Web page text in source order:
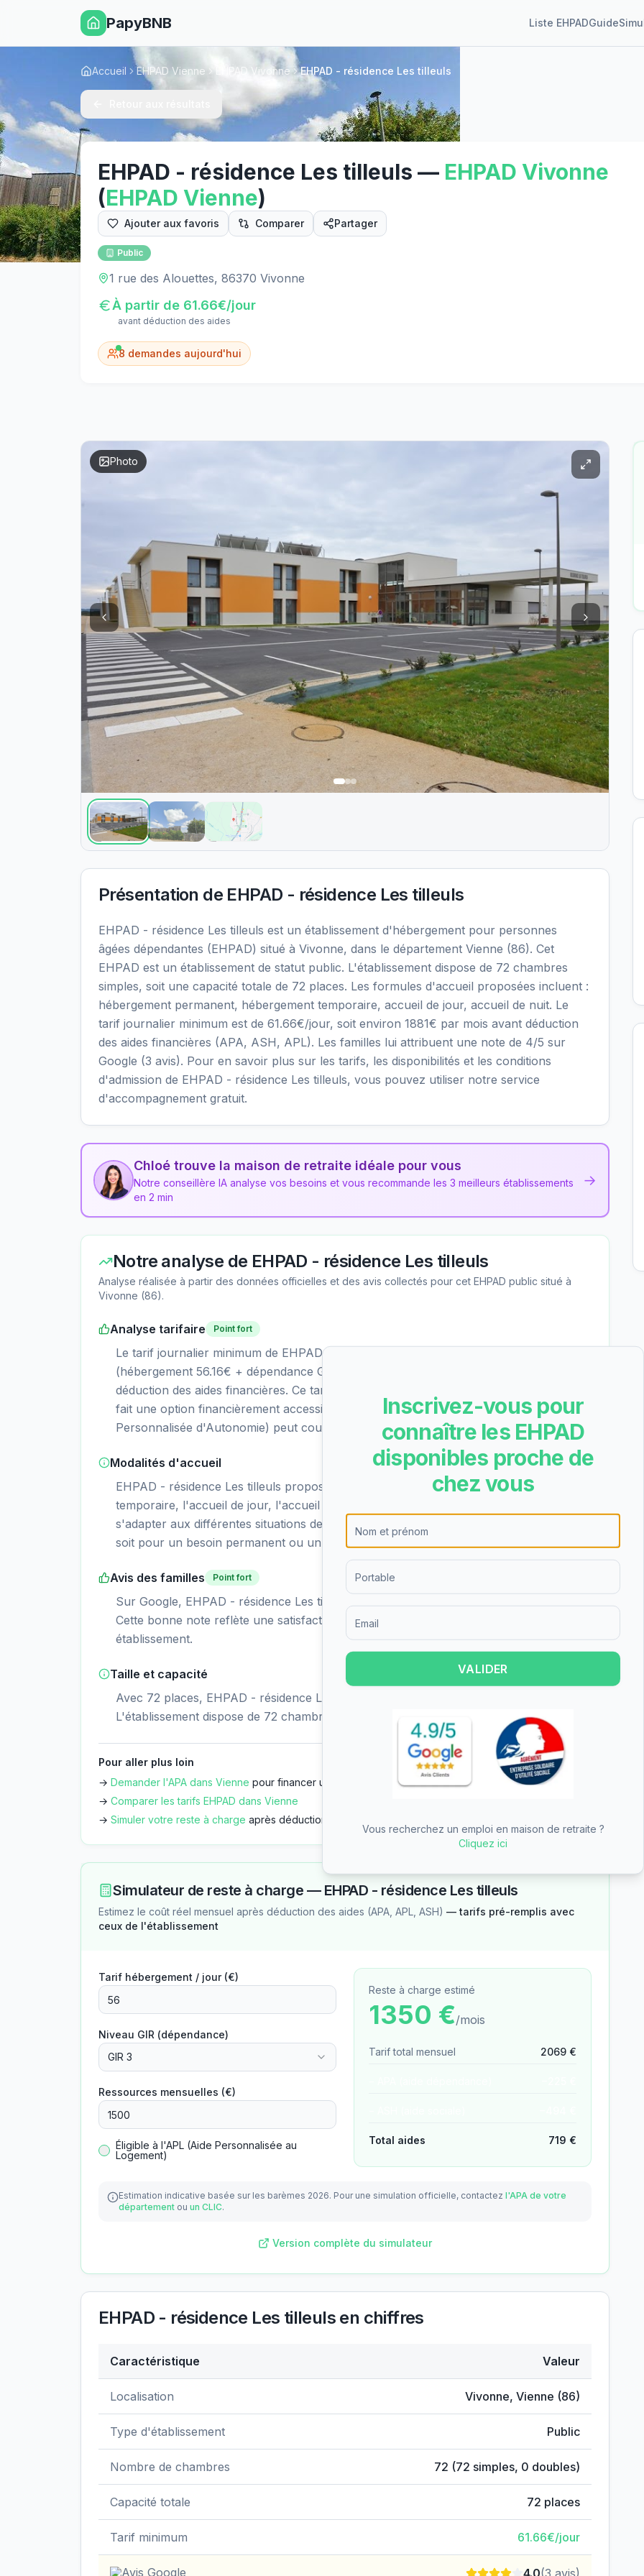
PapyBNB Liste EHPADGuide
Accueil EHPAD Vienne EHPAD Vivonne EHPAD - résidence Les tilleuls
EHPAD - résidence Les tilleuls — EHPAD Vivonne
(EHPAD Vienne)
Ajouter aux favoris Comparer Partager
Public
1 rue des Alouettes, 86370 Vivonne
À partir de 61.66€/jour
avant déduction des aides
8 demandes aujourd'hui
Photo
Présentation de EHPAD - résidence Les tilleuls
EHPAD - résidence Les tilleuls est un établissement d'hébergement pour personnes
âgées dépendantes (EHPAD) situé à Vivonne, dans le département Vienne (86). Cet
EHPAD est un établissement de statut public. L'établissement dispose de 72 chambres
simples, soit une capacité totale de 72 places. Les formules d'accueil proposées incluent :
hébergement permanent, hébergement temporaire, accueil de jour, accueil de nuit. Le
tarif journalier minimum est de 61.66€/jour, soit environ 1881€ par mois avant déduction
des aides financières (APA, ASH, APL). Les familles lui attribuent une note de 4/5 sur
Google (3 avis). Pour en savoir plus sur les tarifs, les disponibilités et les conditions
d'admission de EHPAD - résidence Les tilleuls, vous pouvez utiliser notre service
d'accompagnement gratuit.
Chloé trouve la maison de retraite idéale pour vous
Notre conseillère IA analyse vos besoins et vous recommande les 3 meilleurs établissements
en 2 min
→
Notre analyse de EHPAD - résidence Les tilleuls
Analyse réalisée à partir des données officielles et des avis collectés pour cet EHPAD public situé à
Vivonne (86).
Analyse tarifaire Point fort
Le tarif journalier minimum de EHPAD - résidence Les tilleuls est de 61.66€/jour
(hébergement 56.16€ + dépendance GIR 5/6 5.50€), soit environ 1881€ par mois avant
déduction des aides financières. Ce tarif est inférieur à la moyenne nationale, ce qui en
fait une option financièrement accessible dans le Vienne. L'APA (Allocation
Personnalisée d'Autonomie) peut couvrir une partie significative du tarif dépendance.
Modalités d'accueil
EHPAD - résidence Les tilleuls propose l'hébergement permanent, l'hébergement
temporaire, l'accueil de jour, l'accueil de nuit. Cette diversité d'offres permet de
s'adapter aux différentes situations des personnes âgées et de leurs familles, que ce
soit pour un besoin permanent ou un répit temporaire.
Avis des familles Point fort
Sur Google, EHPAD - résidence Les tilleuls obtient une note de 4/5 basée sur 3 avis.
Cette bonne note reflète une satisfaction globale des familles qui ont choisi cet
établissement.
Taille et capacité
Avec 72 places, EHPAD - résidence Les tilleuls est un établissement de taille moyenne.
L'établissement dispose de 72 chambres.
Pour aller plus loin
→ Demander l'APA dans Vienne pour financer une partie du tarif dépendance
→ Comparer les tarifs EHPAD dans Vienne
→ Simuler votre reste à charge après déduction des aides
Simulateur de reste à charge — EHPAD - résidence Les tilleuls
Estimez le coût réel mensuel après déduction des aides (APA, APL, ASH) — tarifs pré-remplis avec
ceux de l'établissement
Tarif hébergement / jour (€)
Niveau GIR (dépendance)
GIR 3
Ressources mensuelles (€)
Éligible à l'APL (Aide Personnalisée au
Logement)
Reste à charge estimé
1350 €/mois
Tarif total mensuel 2069 €
Total aides 719 €
Estimation indicative basée sur les barèmes 2026. Pour une simulation officielle, contactez l'APA de votre
département ou un CLIC.
Version complète du simulateur
EHPAD - résidence Les tilleuls en chiffres
Caractéristique Valeur
Localisation Vivonne, Vienne (86)
Type d'établissement Public
Nombre de chambres 72 (72 simples, 0 doubles)
Capacité totale 72 places
Tarif minimum 61.66€/jour
Avis Google
Inscrivez-vous pour
connaître les EHPAD
disponibles proche de
chez vous
VALIDER
Vous recherchez un emploi en maison de retraite ?
Cliquez ici